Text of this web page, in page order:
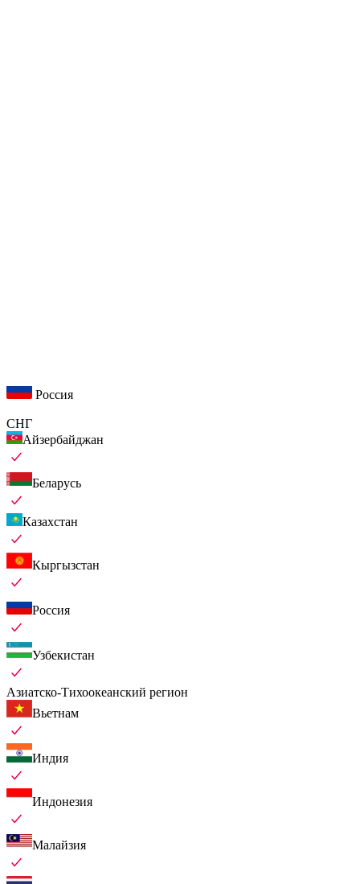
Россия
СНГ
Айзербайджан
Беларусь
Казахстан
Кыргызстан
Россия
Узбекистан
Азиатско-Тихоокеанский регион
Вьетнам
Индия
Индонезия
Малайзия